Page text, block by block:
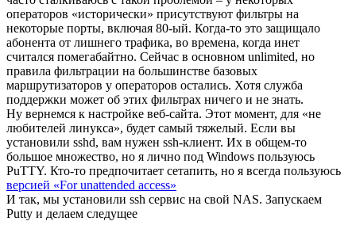
Теперь определимся с TCP-портом. Базовый интерфейс NAS
остается на стандартном порту http – 80. Это конечно можно
поменять, что fun_plug и делает, но я бы этого не
рекомендовал. Поэтому рассматривать смену TCP-порта для
базового интерфейса NAS не буду. Кто хочет изменить –
пожалуйста, но сами. И так предлагаю порт 81. Тем более
часто сталкиваюсь с такой проблемой – у некоторых
операторов «исторически» присутствуют фильтры на
некоторые порты, включая 80-ый. Когда-то это защищало
абонента от лишнего трафика, во времена, когда инет
считался помегабайтно. Сейчас в основном unlimited, но
правила фильтрации на большинстве базовых
маршрутизаторов у операторов остались. Хотя служба
поддержки может об этих фильтрах ничего и не знать.